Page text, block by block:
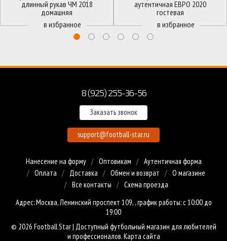
длинный рукав ЧМ 2018
домашняя
аутентичная ЕВРО 2020
гостевая
8 (925) 255-36-56
Заказать звонок
support@football-star.ru
Нанесение на форму Оптовикам
Аутентичная форма
Оплата
Доставка Обмен и возврат
О магазине
Все контакты
Схема проезда
Адрес: Москва, Ленинский проспект 109, , график работы: с 10:00 до
19:00
© 2026 Football Star | Доступный футбольный магазин для любителей
и профессионалов.Карта сайта